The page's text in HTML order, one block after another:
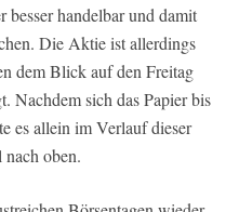
handelbar und damit
Die Aktie ist allerdings
dem Blick auf den Freitag
Nachdem sich das Papier bis
es allein im Verlauf dieser
oben.